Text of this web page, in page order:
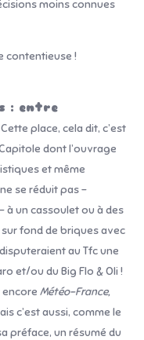
moins connues
contentieuse !
: entre
place, cela dit, c’est
dont l’ouvrage
et même
se réduit pas –
à un cassoulet ou à des
fond de briques avec
au Tfc une
et/ou du Big Flo & Oli !
encore Météo-France,
c’est aussi, comme le
préface, un résumé du